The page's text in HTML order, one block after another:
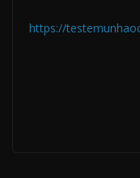
https://